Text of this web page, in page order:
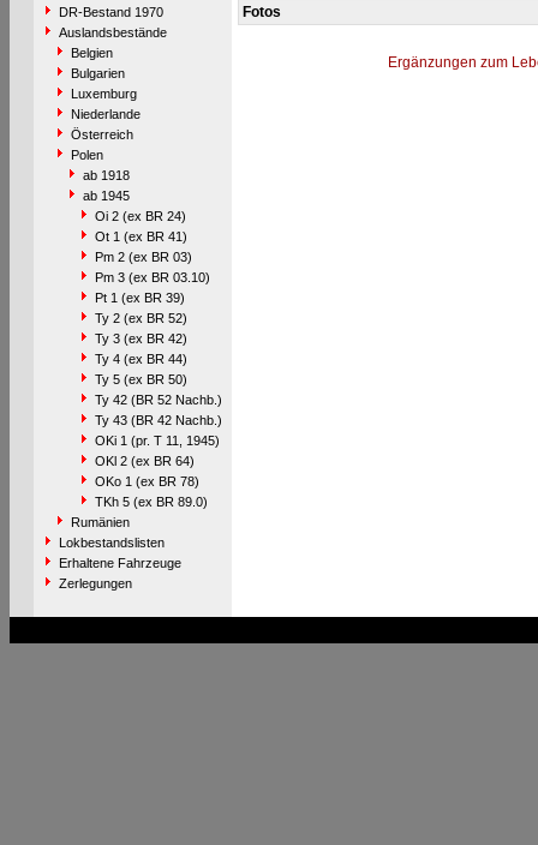
DR-Bestand 1970
Auslandsbestände
Belgien
Bulgarien
Luxemburg
Niederlande
Österreich
Polen
ab 1918
ab 1945
Oi 2 (ex BR 24)
Ot 1 (ex BR 41)
Pm 2 (ex BR 03)
Pm 3 (ex BR 03.10)
Pt 1 (ex BR 39)
Ty 2 (ex BR 52)
Ty 3 (ex BR 42)
Ty 4 (ex BR 44)
Ty 5 (ex BR 50)
Ty 42 (BR 52 Nachb.)
Ty 43 (BR 42 Nachb.)
OKi 1 (pr. T 11, 1945)
OKl 2 (ex BR 64)
OKo 1 (ex BR 78)
TKh 5 (ex BR 89.0)
Rumänien
Lokbestandslisten
Erhaltene Fahrzeuge
Zerlegungen
Fotos
Ergänzungen zum